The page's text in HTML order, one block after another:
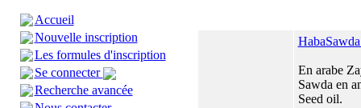
Accueil
Nouvelle inscription
Les formules d'inscription
Se connecter
Recherche avancée
En arabe
Sawda en
Seed oil.